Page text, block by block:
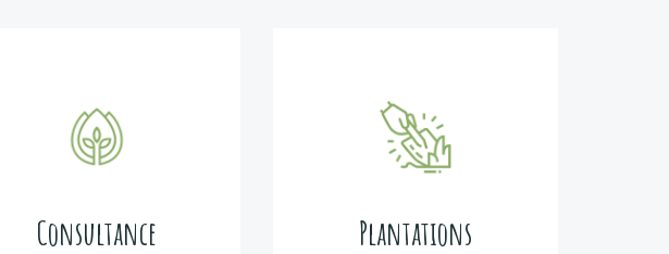
Consultance Plantations